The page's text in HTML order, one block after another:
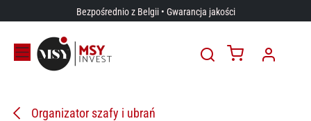
Przejdź do zawartościBezpośrednio z Belgii • Gwarancja jakości
Organizator szafy i ubrań